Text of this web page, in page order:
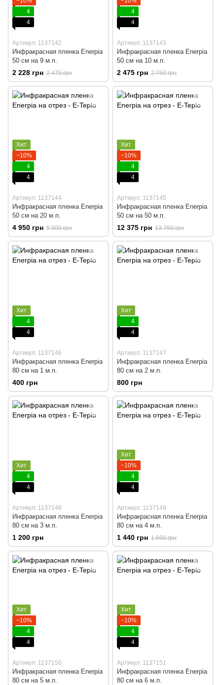
4
4
Артикул: 1137142
Инфракрасная пленка Enerpia
50 cм на 9 м.п.
2 228 грн 2 475 грн
4
4
Артикул: 1137143
Инфракрасная пленка Enerpia
50 cм на 10 м.п.
2 475 грн 2 750 грн
Хит
−10%
4
4
Артикул: 1137144
Инфракрасная пленка Enerpia
50 cм на 20 м.п.
4 950 грн 5 500 грн
Хит
−10%
4
4
Артикул: 1137145
Инфракрасная пленка Enerpia
50 cм на 50 м.п.
12 375 грн 13 750 грн
Хит
4
4
Артикул: 1137146
Инфракрасная пленка Enerpia
80 cм на 1 м.п.
400 грн
Хит
4
4
Артикул: 1137147
Инфракрасная пленка Enerpia
80 cм на 2 м.п.
800 грн
Хит
4
4
Артикул: 1137148
Инфракрасная пленка Enerpia
80 cм на 3 м.п.
1 200 грн
Хит
−10%
4
4
Артикул: 1137149
Инфракрасная пленка Enerpia
80 cм на 4 м.п.
1 440 грн 1 600 грн
Хит
−10%
4
4
Артикул: 1137150
Инфракрасная пленка Enerpia
80 cм на 5 м.п.
Хит
−10%
4
4
Артикул: 1137151
Инфракрасная пленка Enerpia
80 cм на 6 м.п.